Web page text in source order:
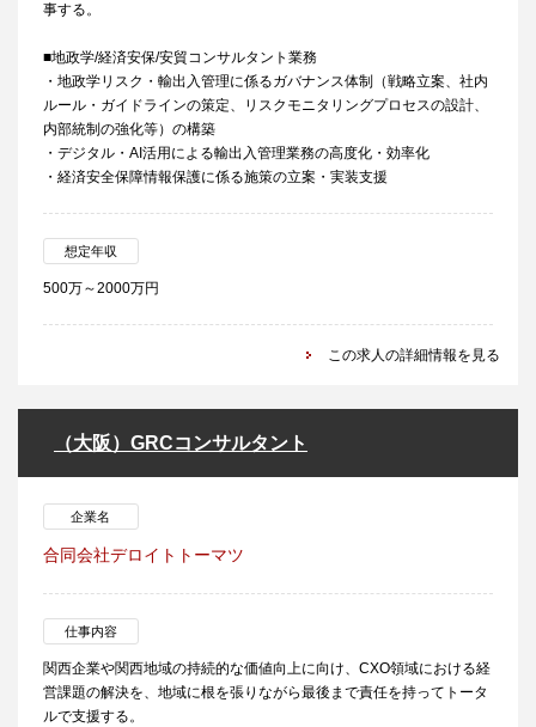
事する。
■地政学/経済安保/安貿コンサルタント業務
・地政学リスク・輸出入管理に係るガバナンス体制（戦略立案、社内
ルール・ガイドラインの策定、リスクモニタリングプロセスの設計、
内部統制の強化等）の構築
・デジタル・AI活用による輸出入管理業務の高度化・効率化
・経済安全保障情報保護に係る施策の立案・実装支援
想定年収
500万～2000万円
この求人の詳細情報を見る
（大阪）GRCコンサルタント
企業名
合同会社デロイトトーマツ
仕事内容
関西企業や関西地域の持続的な価値向上に向け、CXO領域における経
営課題の解決を、地域に根を張りながら最後まで責任を持ってトータ
ルで支援する。